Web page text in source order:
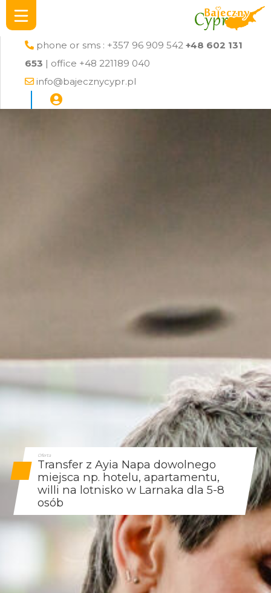
phone or sms : +357 96 909 542 +48 602 131
653 | office +48 221189 040
info@bajecznycypr.pl
Oferta
Transfer z Ayia Napa dowolnego
miejsca np. hotelu, apartamentu,
willi na lotnisko w Larnaka dla 5-8
osób